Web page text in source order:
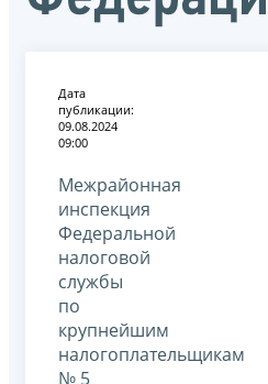
Дата
публикации:
09.08.2024
09:00
Межрайонная
инспекция
Федеральной
налоговой
службы
по
крупнейшим
налогоплательщикам
№ 5